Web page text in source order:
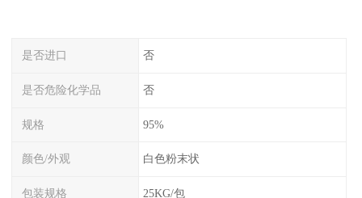
是否进口 否
是否危险化学品 否
规格 95%
颜色/外观 白色粉末状
包装规格 25KG/包